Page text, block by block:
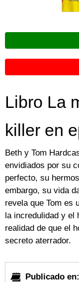
Libro La
killer en
Beth y Tom
envidiados por su
perfecto, su
embargo, su vida
revela que Tom es
la incredulidad y el
realidad de que el
secreto aterrador.
Publicado en: